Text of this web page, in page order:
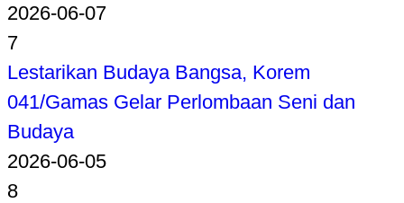
2026-06-07
7
Lestarikan Budaya Bangsa, Korem
041/Gamas Gelar Perlombaan Seni dan
Budaya
2026-06-05
8